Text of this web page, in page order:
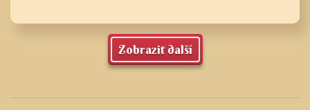
Zobrazit další